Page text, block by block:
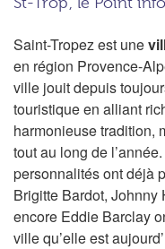
Saint-Tropez est une
en région Provence-
ville jouit depuis
touristique en alliant
harmonieuse tradition,
tout au long de
personnalités ont déjà
Brigitte Bardot, Johnny
encore Eddie Barclay
ville qu’elle est